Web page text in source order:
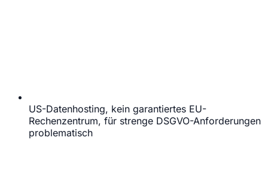
US-Datenhosting, kein garantiertes EU-
Rechenzentrum, für strenge DSGVO-Anforderungen
problematisch